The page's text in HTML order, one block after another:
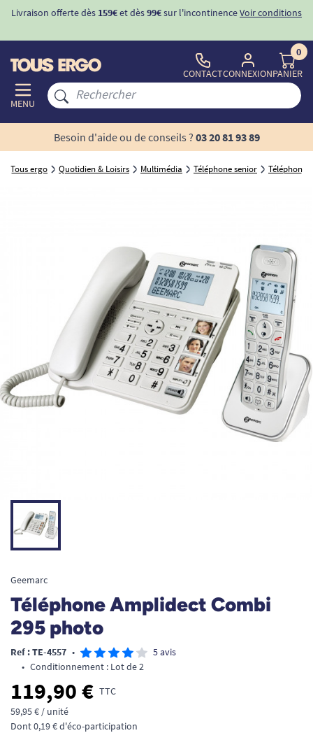
Livraison offerte dès 159€et dès99€sur l'incontinenceVoir conditions
MENU
CONTACTCONNEXION
0
PANIER
Besoin d'aide ou de conseils ? 03 20 81 93 89
Tous ergo Quotidien & Loisirs Multimédia Téléphone senior Téléphone
Geemarc
Téléphone Amplidect Combi
295 photo
Ref : TE-4557 •
5 avis
• Conditionnement : Lot de 2
119,90 € TTC
59,95 € / unité
Dont 0,19 € d'éco-participation